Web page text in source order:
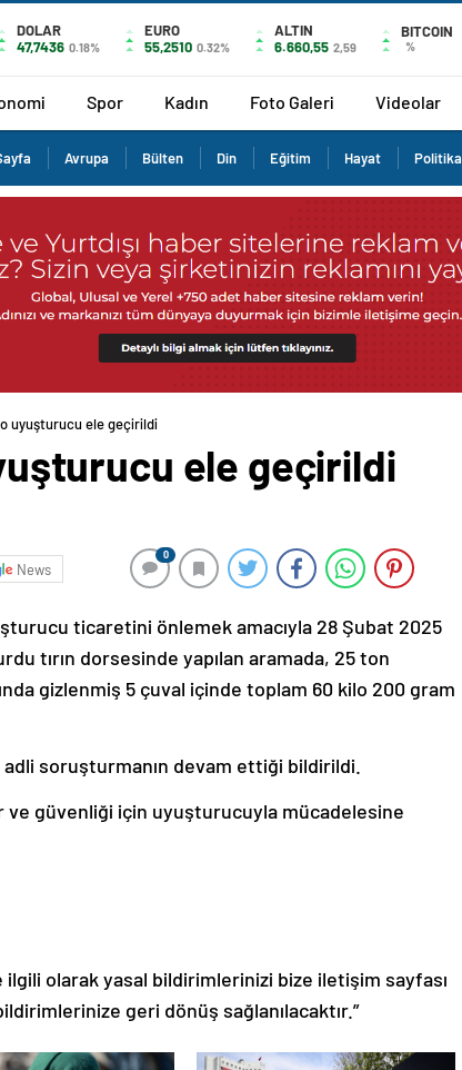
DOLAR
47,7436 0.18%
EURO
55,2510 0.32%
ALTIN
6.660,55 2,59
BITCOIN
%
Spor Kadın Foto Galeri Videolar
Avrupa Bülten Din Eğitim Hayat Politika
uyuşturucu ele geçirildi
ele geçirildi
News
0
ticaretini önlemek amacıyla 28 Şubat 2025
tırın dorsesinde yapılan aramada, 25 ton
gizlenmiş 5 çuval içinde toplam 60 kilo 200 gram
adli soruşturmanın devam ettiği bildirildi.
ve güvenliği için uyuşturucuyla mücadelesine
olarak yasal bildirimlerinizi bize iletişim sayfası
geri dönüş sağlanılacaktır.”